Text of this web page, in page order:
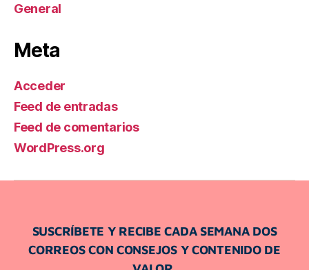
General
Meta
Acceder
Feed de entradas
Feed de comentarios
WordPress.org
SUSCRÍBETE Y RECIBE CADA SEMANA DOS
CORREOS CON CONSEJOS Y CONTENIDO DE